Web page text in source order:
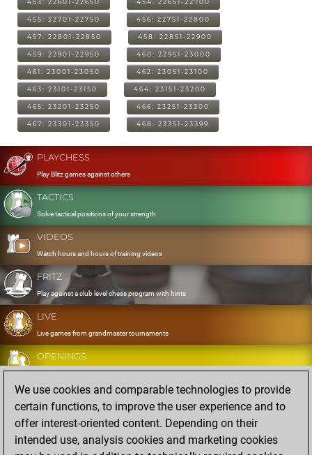
453: 22601-22650 454: 22651-22700
455: 22701-22750 456: 22751-22800
457: 22801-22850 458: 22851-22900
459: 22901-22950 460: 22951-23000
461: 23001-23050 462: 23051-23100
463: 23101-23150 464: 23151-23200
465: 23201-23250 466: 23251-23300
467: 23301-23350 468: 23351-23399
PLAYCHESS
Play Blitz games against others
TACTICS
Solve tactical positions of your strength
VIDEOS
Watch hours and hours of training videos
FRITZ
Play against a club level chess program with hints
LIVE
Live games from grandmaster tournaments
OPENINGS
Develop and exercise your openings
DATABASE
Eight million strong games
MYGAMES
Store and analyse your own games in the cloud
We use cookies and comparable technologies to provide
certain functions, to improve the user experience and to
offer interest-oriented content. Depending on their
intended use, analysis cookies and marketing cookies